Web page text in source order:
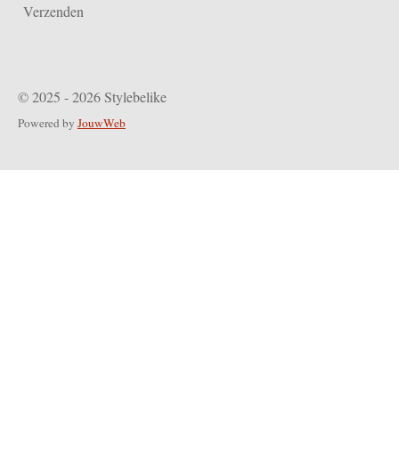
Verzenden
© 2025 - 2026 Stylebelike
Powered by JouwWeb